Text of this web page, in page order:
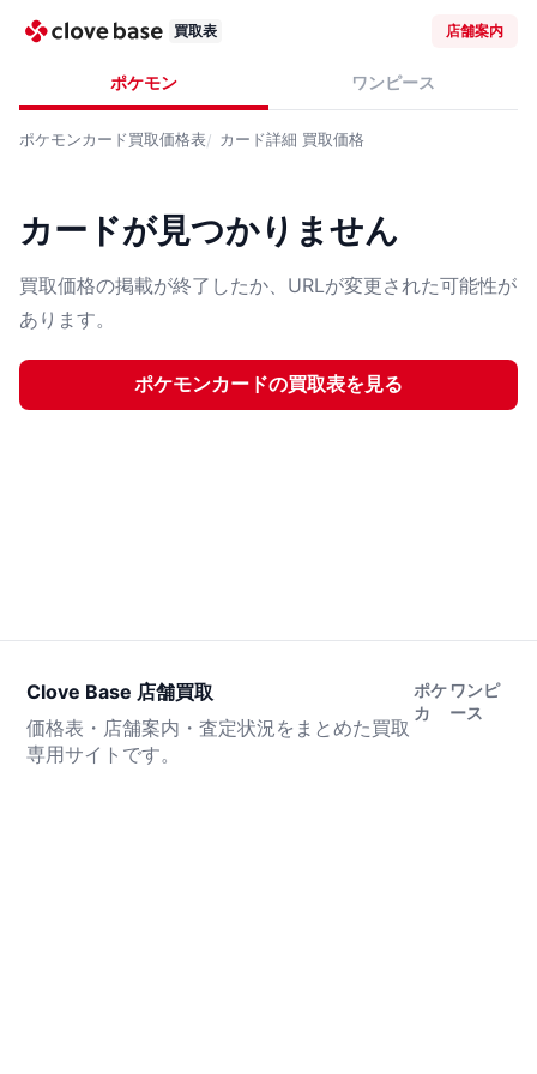
買取表 店舗案内
ポケモン ワンピース
ポケモンカード買取価格表 カード詳細 買取価格
カードが見つかりません
買取価格の掲載が終了したか、URLが変更された可能性が
あります。
ポケモンカードの買取表を見る
Clove Base 店舗買取
価格表・店舗案内・査定状況をまとめた買取
専用サイトです。
ポケ
カ
ワンピ
ース